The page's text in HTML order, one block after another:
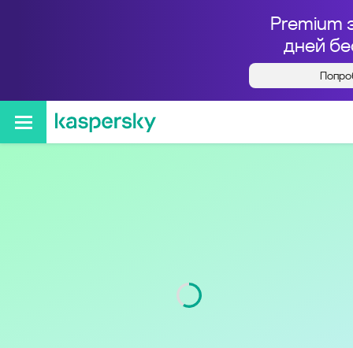
Premium
дней
Кто звонил с номера
+74242499049